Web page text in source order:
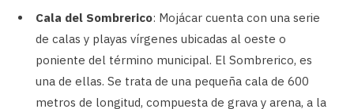
Cala del Sombrerico: Mojácar cuenta con una serie
de calas y playas vírgenes ubicadas al oeste o
poniente del término municipal. El Sombrerico, es
una de ellas. Se trata de una pequeña cala de 600
metros de longitud, compuesta de grava y arena, a la